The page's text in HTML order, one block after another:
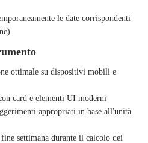
le date corrispondenti
ottimale su dispositivi mobili e
card e elementi UI moderni
appropriati in base all'unità
settimana durante il calcolo dei